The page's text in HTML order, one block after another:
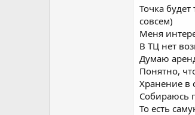
Точка
совсем)
Меня
В ТЦ нет
Думаю
Понятно,
Хранение в
Собираюсь
То есть